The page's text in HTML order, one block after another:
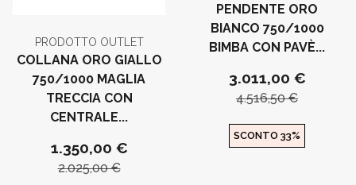
PRODOTTO OUTLET
COLLANA ORO GIALLO
750/1000 MAGLIA
TRECCIA CON
CENTRALE...
1.350,00 €
2.025,00 €
PENDENTE ORO
BIANCO 750/1000
BIMBA CON PAVÈ...
3.011,00 €
4.516,50 €
SCONTO 33%